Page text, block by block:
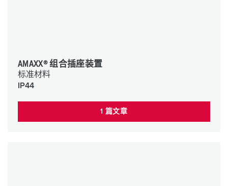
AMAXX® 组合插座装置
标准材料
IP44
1 篇文章